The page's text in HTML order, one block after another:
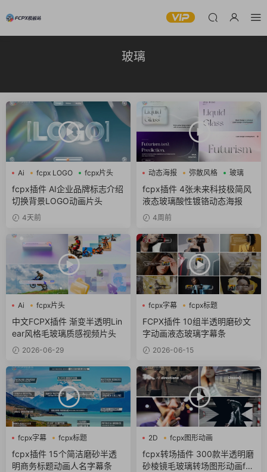
玻璃
Ai fcpx LOGO fcpx片头
fcpx插件 AI企业品牌标志介绍
切换背景LOGO动画片头
4天前
动态海报 弥散风格 玻璃
fcpx插件 4张未来科技极简风
液态玻璃酸性镀铬动态海报
4周前
Ai
fcpx片头
fcpx视频开场
中文FCPX插件 渐变半透明Lin
ear风格毛玻璃质感视频片头
2026-06-29
fcpx字幕
fcpx标题
商务风
FCPX插件 10组半透明磨砂文
字动画液态玻璃字幕条
2026-06-15
fcpx字幕
fcpx标题
商务风
fcpx插件 15个简洁磨砂半透
明商务标题动画人名字幕条
2D
fcpx图形动画
fcpx转场
fcpx转场插件 300款半透明磨
砂棱镜毛玻璃转场图形动画fc